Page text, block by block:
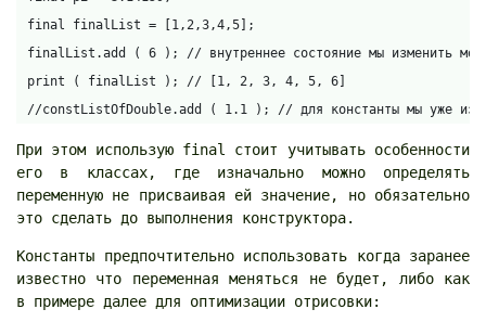
final finalList = [1,2,3,4,5];
finalList.add ( 6 ); // внутреннее состояние мы изменить
print ( finalList ); // [1, 2, 3, 4, 5, 6]
//constListOfDouble.add ( 1.1 ); // для константы мы уже
При этом использую final стоит учитывать особенности
его в классах, где изначально можно определять
переменную не присваивая ей значение, но обязательно
это сделать до выполнения конструктора.
Константы предпочтительно использовать когда заранее
известно что переменная меняться не будет, либо как
в примере далее для оптимизации отрисовки: